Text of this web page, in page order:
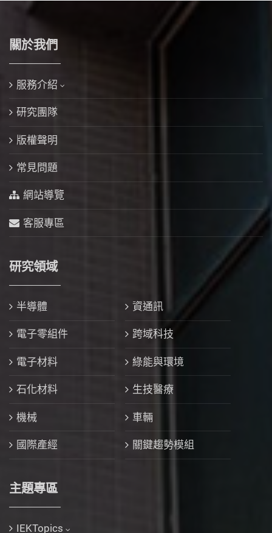
關於我們
服務介紹
研究團隊
版權聲明
常見問題
網站導覽
客服專區
研究領域
半導體 資通訊
電子零組件 跨域科技
電子材料 綠能與環境
石化材料 生技醫療
機械 車輛
國際產經 關鍵趨勢模組
主題專區
IEKTopics